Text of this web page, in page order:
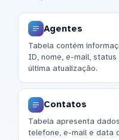
Agentes
Tabela contém
ID, nome, e-mail,
última atualização.
Contatos
Tabela apresenta
telefone, e-mail e data